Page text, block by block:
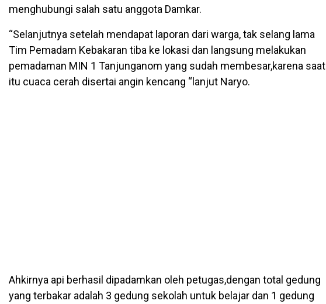
menghubungi salah satu anggota Damkar.
“Selanjutnya setelah mendapat laporan dari warga, tak selang lama
Tim Pemadam Kebakaran tiba ke lokasi dan langsung melakukan
pemadaman MIN 1 Tanjunganom yang sudah membesar,karena saat
itu cuaca cerah disertai angin kencang “lanjut Naryo.
Ahkirnya api berhasil dipadamkan oleh petugas,dengan total gedung
yang terbakar adalah 3 gedung sekolah untuk belajar dan 1 gedung